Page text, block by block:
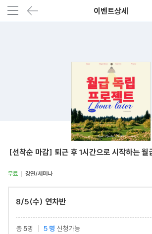
이벤트상세
[선착순 마감] 퇴근 후 1시간으로 시작하는 월
무료 강연/세미나
8/5(수) 연차반
총5명 5 명 신청가능